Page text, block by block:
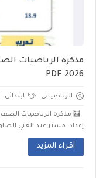
2026 PDF
الرياضياتى ابتدائى
إعداد: مستر عبد الغني
أقراء المزيد